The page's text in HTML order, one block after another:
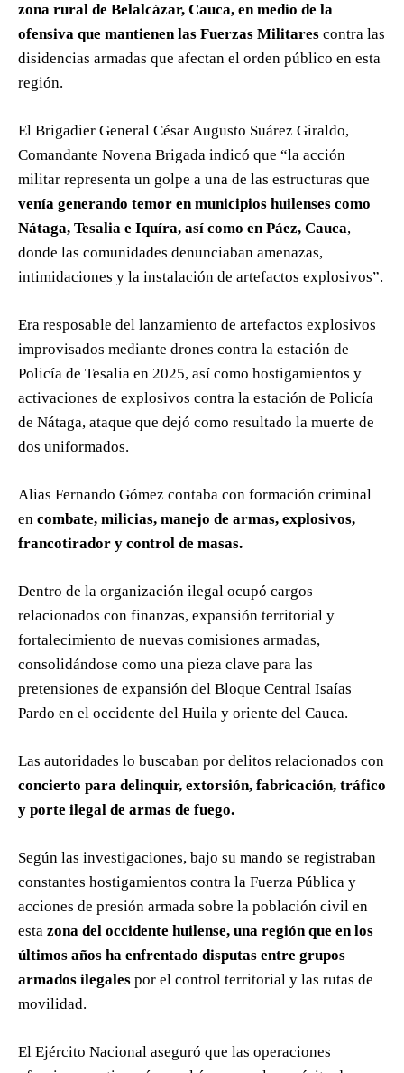
zona rural de Belalcázar, Cauca, en medio de la
ofensiva que mantienen las Fuerzas Militares contra las
disidencias armadas que afectan el orden público en esta
región.
El Brigadier General César Augusto Suárez Giraldo,
Comandante Novena Brigada indicó que “la acción
militar representa un golpe a una de las estructuras que
venía generando temor en municipios huilenses como
Nátaga, Tesalia e Iquíra, así como en Páez, Cauca,
donde las comunidades denunciaban amenazas,
intimidaciones y la instalación de artefactos explosivos”.
Era resposable del lanzamiento de artefactos explosivos
improvisados mediante drones contra la estación de
Policía de Tesalia en 2025, así como hostigamientos y
activaciones de explosivos contra la estación de Policía
de Nátaga, ataque que dejó como resultado la muerte de
dos uniformados.
Alias Fernando Gómez contaba con formación criminal
en combate, milicias, manejo de armas, explosivos,
francotirador y control de masas.
Dentro de la organización ilegal ocupó cargos
relacionados con finanzas, expansión territorial y
fortalecimiento de nuevas comisiones armadas,
consolidándose como una pieza clave para las
pretensiones de expansión del Bloque Central Isaías
Pardo en el occidente del Huila y oriente del Cauca.
Las autoridades lo buscaban por delitos relacionados con
concierto para delinquir, extorsión, fabricación, tráfico
y porte ilegal de armas de fuego.
Según las investigaciones, bajo su mando se registraban
constantes hostigamientos contra la Fuerza Pública y
acciones de presión armada sobre la población civil en
esta zona del occidente huilense, una región que en los
últimos años ha enfrentado disputas entre grupos
armados ilegales por el control territorial y las rutas de
movilidad.
El Ejército Nacional aseguró que las operaciones